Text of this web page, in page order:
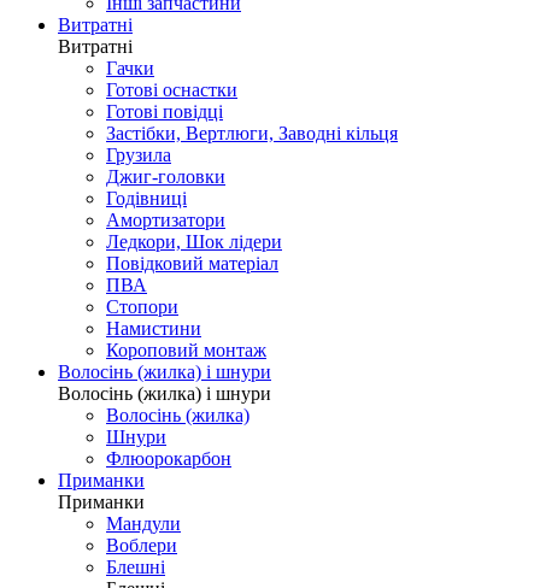
Витратні
Витратні
Гачки
Готові оснастки
Готові повідці
Застібки, Вертлюги, Заводні кільця
Грузила
Джиг-головки
Годівниці
Амортизатори
Ледкори, Шок лідери
Повідковий матеріал
ПВА
Стопори
Намистини
Короповий монтаж
Волосінь (жилка) і шнури
Волосінь (жилка) і шнури
Волосінь (жилка)
Шнури
Флюорокарбон
Приманки
Приманки
Мандули
Воблери
Блешні